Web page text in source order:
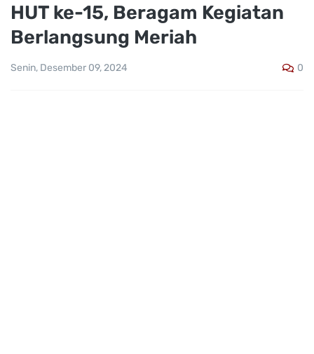
HUT ke-15, Beragam Kegiatan
Berlangsung Meriah
Senin, Desember 09, 2024 0